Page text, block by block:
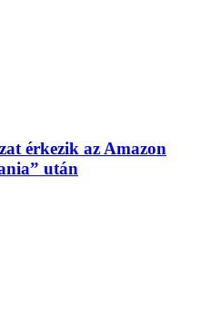
érkezik az Amazon
után